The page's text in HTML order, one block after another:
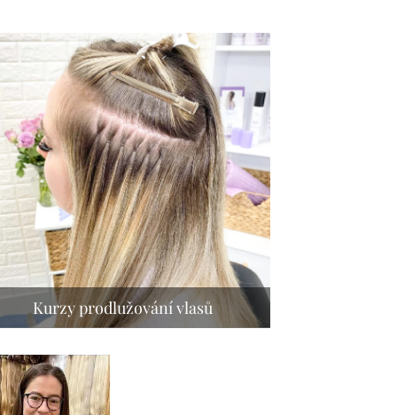
Kurzy prodlužování vlasů